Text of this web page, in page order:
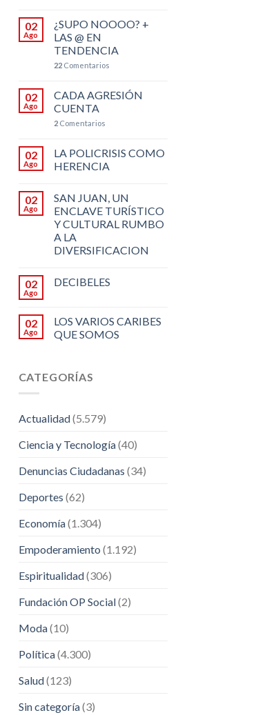
02
Ago
¿SUPO NOOOO? +
LAS @ EN
TENDENCIA
22Comentarios
02
Ago
CADA AGRESIÓN
CUENTA
2Comentarios
02
Ago
LA POLICRISIS COMO
HERENCIA
02
Ago
SAN JUAN, UN
ENCLAVE TURÍSTICO
Y CULTURAL RUMBO
A LA
DIVERSIFICACION
02
Ago
DECIBELES
02
Ago
LOS VARIOS CARIBES
QUE SOMOS
CATEGORÍAS
Actualidad(5.579)
Ciencia y Tecnología(40)
Denuncias Ciudadanas (34)
Deportes (62)
Economía(1.304)
Empoderamiento (1.192)
Espiritualidad(306)
Fundación OP Social(2)
Moda(10)
Política(4.300)
Salud(123)
Sin categoría(3)